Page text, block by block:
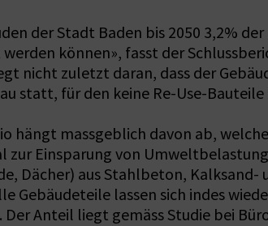
der Stadt Baden bis 2050 3,2%
können», fasst der
nicht zuletzt daran, dass der
statt, für den keine Re-Use-
hängt massgeblich davon ab,
Einsparung von
Dächer) aus Stahlbeton,
lassen sich indes
Anteil liegt gemäss Studie bei